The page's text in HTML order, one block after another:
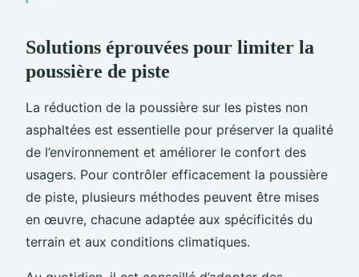
Solutions éprouvées pour limiter la
poussière de piste
La réduction de la poussière sur les pistes non
asphaltées est essentielle pour préserver la qualité
de l’environnement et améliorer le confort des
usagers. Pour contrôler efficacement la poussière
de piste, plusieurs méthodes peuvent être mises
en œuvre, chacune adaptée aux spécificités du
terrain et aux conditions climatiques.